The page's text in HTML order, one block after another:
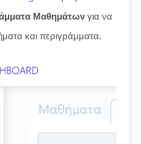
Μαθημάτων για να
και περιγράμματα.